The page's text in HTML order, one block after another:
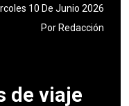
10 De Junio 2026
Por Redacción
de viaje